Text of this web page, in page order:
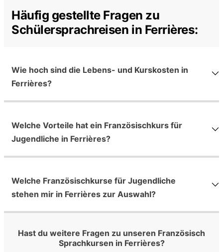
Häufig gestellte Fragen zu
Schülersprachreisen in Ferrières:
Wie hoch sind die Lebens- und Kurskosten in
Ferrières?
Welche Vorteile hat ein Französischkurs für
Jugendliche in Ferrières?
Welche Französischkurse für Jugendliche
stehen mir in Ferrières zur Auswahl?
Hast du weitere Fragen zu unseren Französisch
Sprachkursen in Ferrières?